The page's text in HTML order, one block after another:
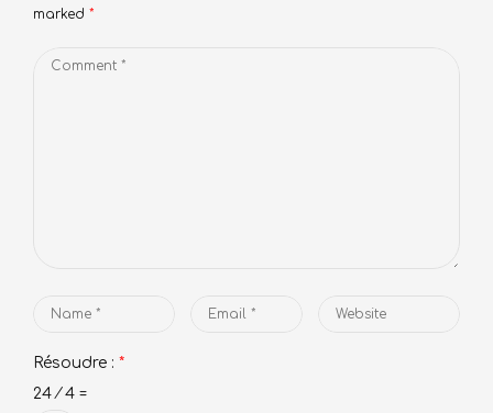
marked *
Comment
Name
Email
Website
Résoudre : *
24 ⁄ 4 =